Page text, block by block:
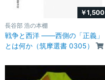
￥1,500
長谷部 浩の本棚
戦争と西洋 ――西側の「正義」
とは何か（筑摩選書 0305）